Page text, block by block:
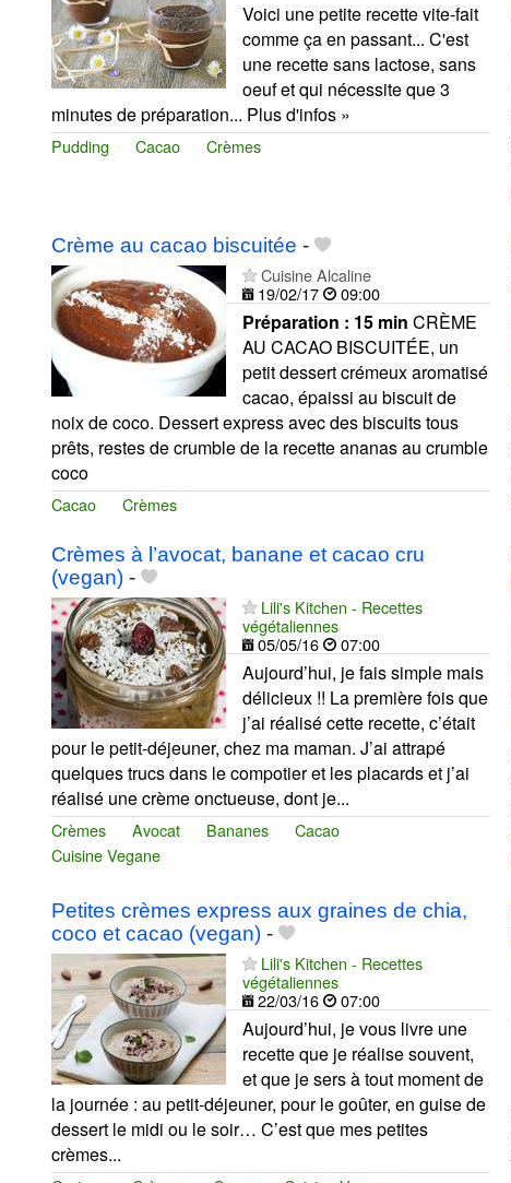
Voici une petite recette vite-fait
comme ça en passant... C'est
une recette sans lactose, sans
oeuf et qui nécessite que 3
minutes de préparation... Plus d'infos »
Pudding Cacao Crèmes
Crème au cacao biscuitée -
Cuisine Alcaline
19/02/17
09:00
Préparation : 15 min CRÈME
AU CACAO BISCUITÉE, un
petit dessert crémeux aromatisé
cacao, épaissi au biscuit de
noix de coco. Dessert express avec des biscuits tous
prêts, restes de crumble de la recette ananas au crumble
coco
Cacao Crèmes
Crèmes à l’avocat, banane et cacao cru
(vegan) -
Lili's Kitchen - Recettes
végétaliennes
05/05/16
07:00
Aujourd’hui, je fais simple mais
délicieux !! La première fois que
j’ai réalisé cette recette, c’était
pour le petit-déjeuner, chez ma maman. J’ai attrapé
quelques trucs dans le compotier et les placards et j’ai
réalisé une crème onctueuse, dont je...
Crèmes Avocat Bananes
Cacao
Cuisine Vegane
Petites crèmes express aux graines de chia,
coco et cacao (vegan) -
Lili's Kitchen - Recettes
végétaliennes
22/03/16
07:00
Aujourd’hui, je vous livre une
recette que je réalise souvent,
et que je sers à tout moment de
la journée : au petit-déjeuner, pour le goûter, en guise de
dessert le midi ou le soir… C’est que mes petites
crèmes...